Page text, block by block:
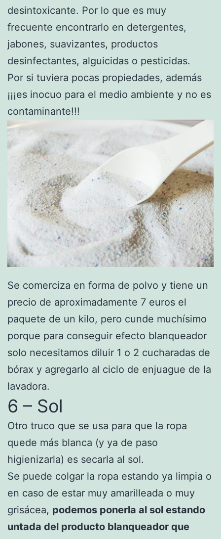
desintoxicante. Por lo que es muy
frecuente encontrarlo en detergentes,
jabones, suavizantes, productos
desinfectantes, alguicidas o pesticidas.
Por si tuviera pocas propiedades, además
¡¡¡es inocuo para el medio ambiente y no es
contaminante!!!
Se comerciza en forma de polvo y tiene un
precio de aproximadamente 7 euros el
paquete de un kilo, pero cunde muchísimo
porque para conseguir efecto blanqueador
solo necesitamos diluir 1 o 2 cucharadas de
bórax y agregarlo al ciclo de enjuague de la
lavadora.
6 – Sol
Otro truco que se usa para que la ropa
quede más blanca (y ya de paso
higienizarla) es secarla al sol.
Se puede colgar la ropa estando ya limpia o
en caso de estar muy amarilleada o muy
grisácea, podemos ponerla al sol estando
untada del producto blanqueador que